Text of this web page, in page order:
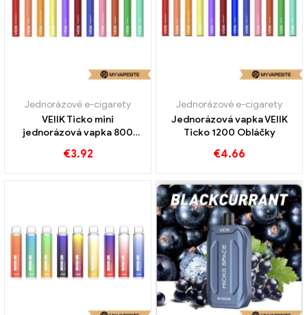
Jednorázové e-cigarety
VEIIK Ticko mini
jednorázová vapka 800
€3.92
Jednorázové e-cigarety
Jednorázová vapka VEIIK
Ticko 1200 Obláčky
€4.66